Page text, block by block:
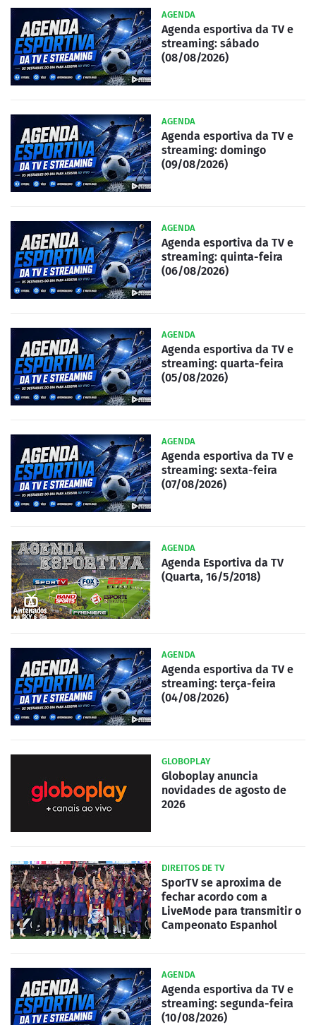
AGENDA
Agenda esportiva da TV e
streaming: sábado
(08/08/2026)
AGENDA
Agenda esportiva da TV e
streaming: domingo
(09/08/2026)
AGENDA
Agenda esportiva da TV e
streaming: quinta-feira
(06/08/2026)
AGENDA
Agenda esportiva da TV e
streaming: quarta-feira
(05/08/2026)
AGENDA
Agenda esportiva da TV e
streaming: sexta-feira
(07/08/2026)
AGENDA
Agenda Esportiva da TV
(Quarta, 16/5/2018)
AGENDA
Agenda esportiva da TV e
streaming: terça-feira
(04/08/2026)
GLOBOPLAY
Globoplay anuncia
novidades de agosto de
2026
DIREITOS DE TV
SporTV se aproxima de
fechar acordo com a
LiveMode para transmitir o
Campeonato Espanhol
AGENDA
Agenda esportiva da TV e
streaming: segunda-feira
(10/08/2026)